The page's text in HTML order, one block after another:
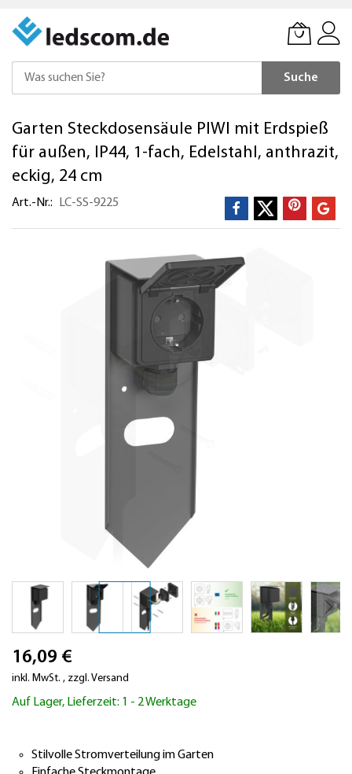
Suche
zum
Inhalt
Garten Steckdosensäule PIWI mit Erdspieß
für außen, IP44, 1-fach, Edelstahl, anthrazit,
eckig, 24 cm
Art.-Nr. LC-SS-9225
Anfang
der
springen
16,09 €
inkl. MwSt. , zzgl. Versand
Auf Lager, Lieferzeit: 1 - 2 Werktage
Stilvolle Stromverteilung im Garten